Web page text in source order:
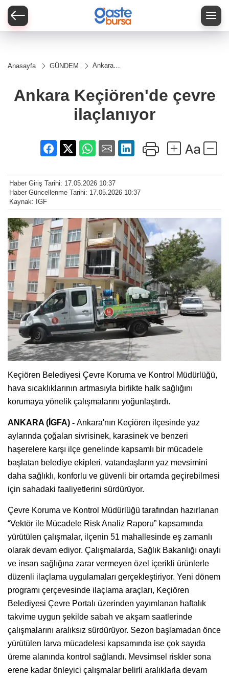
Anasayfa GÜNDEM
Ankara
ilaçlanıyor
Ankara Keçiören'de çevre
ilaçlanıyor
Haber Giriş Tarihi: 17.05.2026 10:37
Haber Güncellenme Tarihi: 17.05.2026 10:37
Kaynak: IGF
Keçiören Belediyesi Çevre Koruma ve Kontrol Müdürlüğü,
hava sıcaklıklarının artmasıyla birlikte halk sağlığını
korumaya yönelik çalışmalarını yoğunlaştırdı.
ANKARA (İGFA) - Ankara'nın Keçiören ilçesinde yaz
aylarında çoğalan sivrisinek, karasinek ve benzeri
haşerelere karşı ilçe genelinde kapsamlı bir mücadele
başlatan belediye ekipleri, vatandaşların yaz mevsimini
daha sağlıklı, konforlu ve güvenli bir ortamda geçirebilmesi
için sahadaki faaliyetlerini sürdürüyor.
Çevre Koruma ve Kontrol Müdürlüğü tarafından hazırlanan
“Vektör ile Mücadele Risk Analiz Raporu” kapsamında
yürütülen çalışmalar, ilçenin 51 mahallesinde eş zamanlı
olarak devam ediyor. Çalışmalarda, Sağlık Bakanlığı onaylı
ve insan sağlığına zarar vermeyen özel içerikli ürünlerle
düzenli ilaçlama uygulamaları gerçekleştiriyor. Yeni dönem
programı çerçevesinde ilaçlama araçları, Keçiören
Belediyesi Çevre Portalı üzerinden yayımlanan haftalık
takvime uygun şekilde sabah ve akşam saatlerinde
çalışmalarını aralıksız sürdürüyor. Sezon başlamadan önce
yürütülen larva mücadelesi kapsamında ise çok sayıda
üreme alanında kontrol sağlandı. Mevsimsel riskler sona
erene kadar önleyici çalışmalar belirli aralıklarla devam